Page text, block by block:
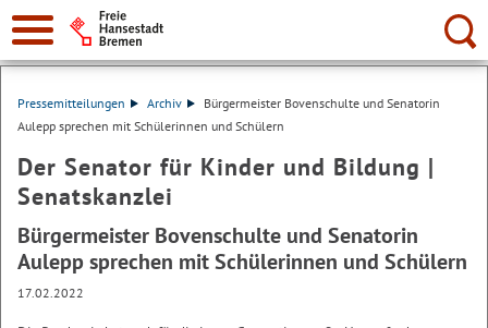
Suche:
Pressemitteilungen Archiv
Bürgermeister Bovenschulte und Senatorin
Aulepp sprechen mit Schülerinnen und Schülern
Der Senator für Kinder und Bildung |
Senatskanzlei
Bürgermeister Bovenschulte und Senatorin
Aulepp sprechen mit Schülerinnen und Schülern
17.02.2022